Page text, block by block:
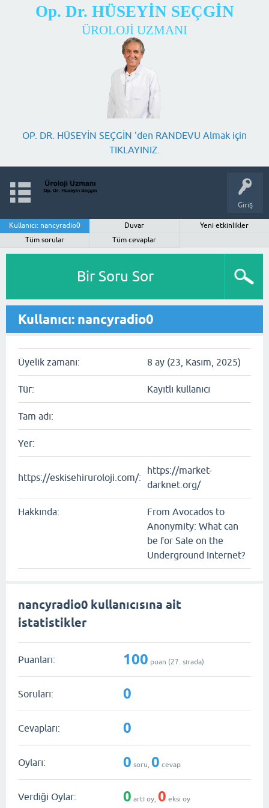
Op. Dr. HÜSEYİN SEÇGİN
ÜROLOJİ UZMANI
OP. DR. HÜSEYİN SEÇGİN 'den RANDEVU Almak için
TIKLAYINIZ.
Giriş
Kullanıcı: nancyradio0 Duvar
Yeni etkinlikler
Tüm sorular
Tüm cevaplar
Bir Soru Sor
Kullanıcı: nancyradio0
Üyelik zamanı: 8 ay (23, Kasım, 2025)
Tür: Kayıtlı kullanıcı
Tam adı:
Yer:
https://eskisehiruroloji.com/:
https://market-
darknet.org/
Hakkında:
From Avocados to
Anonymity: What can
be for Sale on the
Underground Internet?
nancyradio0 kullanıcısına ait
istatistikler
Puanları: 100 puan (27 . sırada)
Soruları: 0
Cevapları: 0
Oyları: 0 soru, 0 cevap
Verdiği Oylar: 0 artı oy, 0 eksi oy